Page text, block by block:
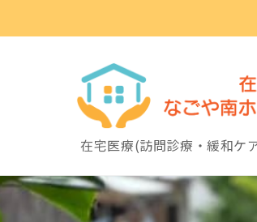
在宅医療(訪問診療・緩和ケ